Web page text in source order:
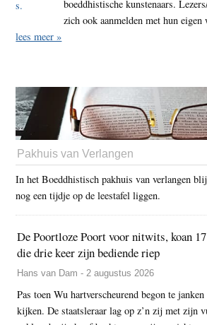
boeddhistische kunstenaars.
zich ook aanmelden met hun eigen
lees meer »
Pakhuis van Verlangen
In het Boeddhistisch pakhuis van verlangen
nog een tijdje op de leestafel liggen.
De Poortloze Poort voor nitwits, koan
die drie keer zijn bediende riep
Hans van Dam - 2 augustus 2026
Pas toen Wu hartverscheurend begon te
kijken. De staatsleraar lag op z’n zij met zijn